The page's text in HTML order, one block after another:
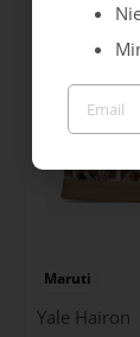
Maruti
Yale Hairon